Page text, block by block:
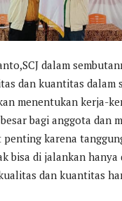
dalam
dan kuantitas dalam
menentukan kerja-
bagi anggota dan
karena
bisa di jalankan hanya
dan kuantitas